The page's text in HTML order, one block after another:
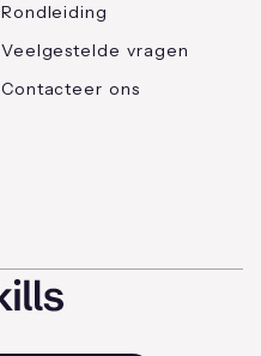
Rondleiding
Veelgestelde vragen
Contacteer ons